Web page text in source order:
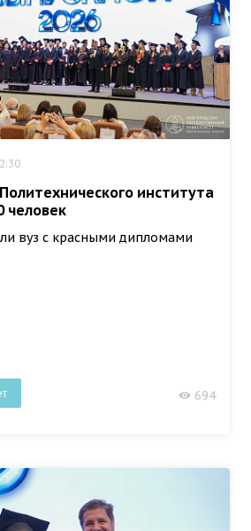
института
человек
вуз с красными дипломами
694